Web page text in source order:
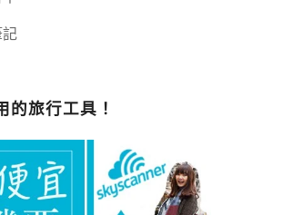
嘉義+1 | 嘉義加一
的旅行工具！